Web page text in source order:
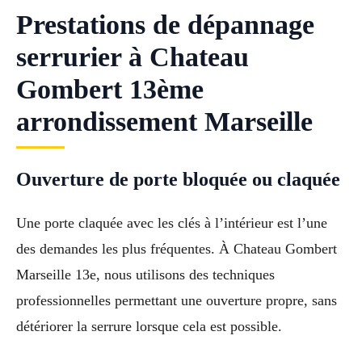
Prestations de dépannage
serrurier à Chateau
Gombert 13ème
arrondissement Marseille
Ouverture de porte bloquée ou claquée
Une porte claquée avec les clés à l’intérieur est l’une
des demandes les plus fréquentes. À Chateau Gombert
Marseille 13e, nous utilisons des techniques
professionnelles permettant une ouverture propre, sans
détériorer la serrure lorsque cela est possible.